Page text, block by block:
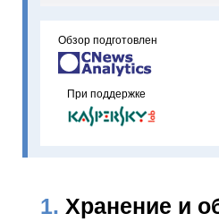
Обзор подготовлен
При поддержке
1. Хранение и